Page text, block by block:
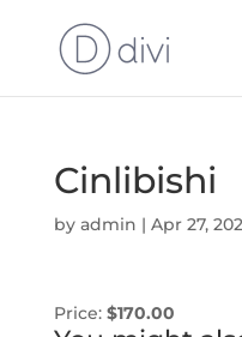
Cinlibishi
by admin | Apr 27,
Price: $170.00